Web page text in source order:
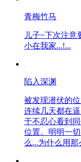
青梅竹马
儿子~下次注意
小在我家...!...
陷入深渊
被发现潜伏的
连续几天都在
于不忍心看到
位置。明明一
么...为什么用那